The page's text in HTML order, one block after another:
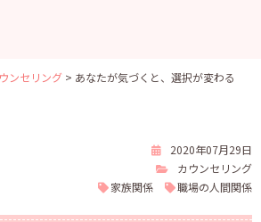
ンセリング > あなたが気づくと、選択が変わる
2020年07月29日
カウンセリング
家族関係
職場の人間関係